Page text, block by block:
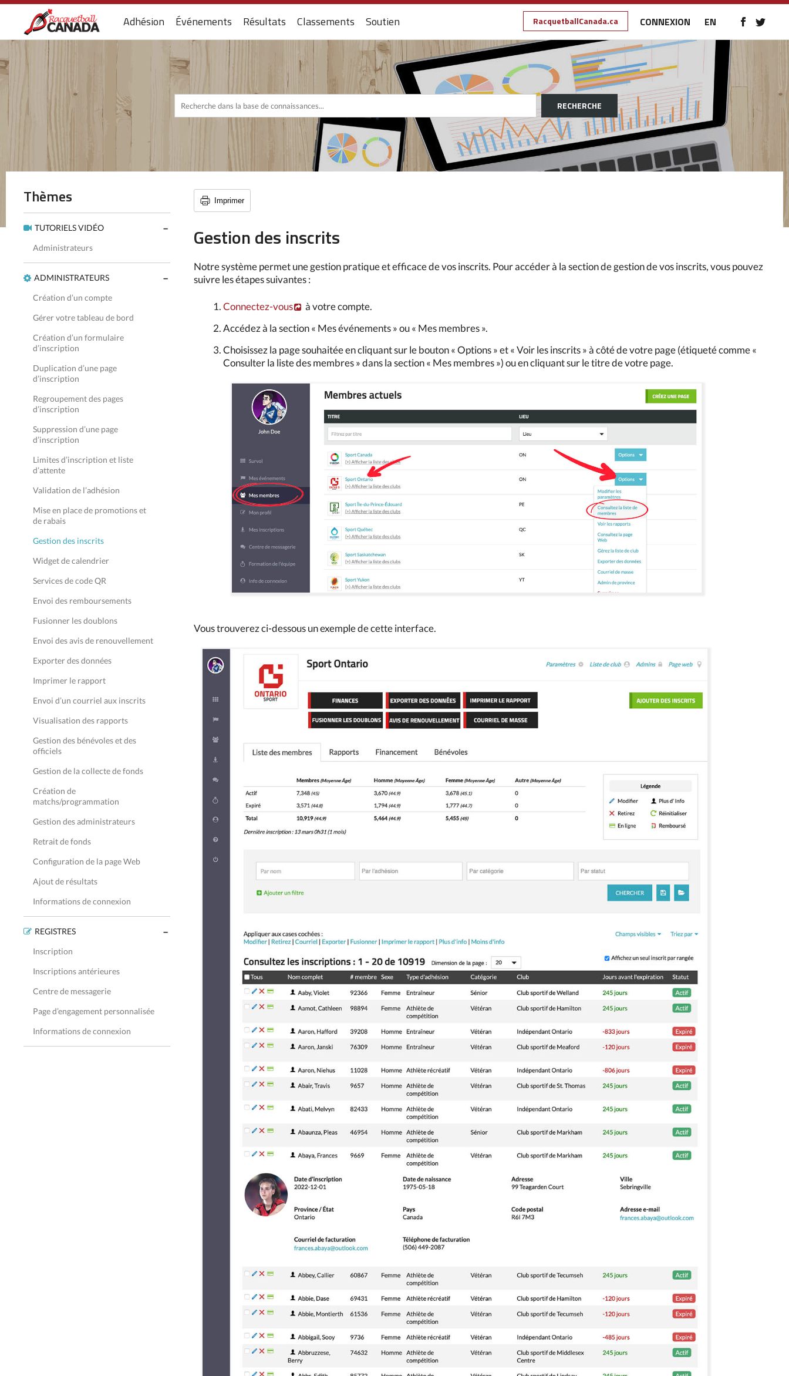
Adhésion Événements Résultats Classements Soutien RacquetballCanada.ca CONNEXION EN
RECHERCHE
Thèmes
TUTORIELS VIDÉO
Administrateurs
ADMINISTRATEURS
Création d’un compte
Gérer votre tableau de bord
Création d’un formulaire
d’inscription
Duplication d’une page
d’inscription
Regroupement des pages
d’inscription
Suppression d’une page
d’inscription
Limites d’inscription et liste
d’attente
Validation de l’adhésion
Mise en place de promotions et
de rabais
Gestion des inscrits
Widget de calendrier
Services de code QR
Envoi des remboursements
Fusionner les doublons
Envoi des avis de renouvellement
Exporter des données
Imprimer le rapport
Envoi d’un courriel aux inscrits
Visualisation des rapports
Gestion des bénévoles et des
officiels
Gestion de la collecte de fonds
Création de
matchs/programmation
Gestion des administrateurs
Retrait de fonds
Configuration de la page Web
Ajout de résultats
Informations de connexion
REGISTRES
Inscription
Inscriptions antérieures
Centre de messagerie
Page d’engagement personnalisée
Informations de connexion
Imprimer
Gestion des inscrits
Notre système permet une gestion pratique et efficace de vos inscrits. Pour accéder à la section de gestion de vos inscrits, vous pouvez
suivre les étapes suivantes :
Connectez-vous
à votre compte.
Accédez à la section « Mes événements » ou « Mes membres ».
Choisissez la page souhaitée en cliquant sur le bouton « Options » et « Voir les inscrits » à côté de votre page (étiqueté comme «
Consulter la liste des membres » dans la section « Mes membres ») ou en cliquant sur le titre de votre page.
Vous trouverez ci-dessous un exemple de cette interface.